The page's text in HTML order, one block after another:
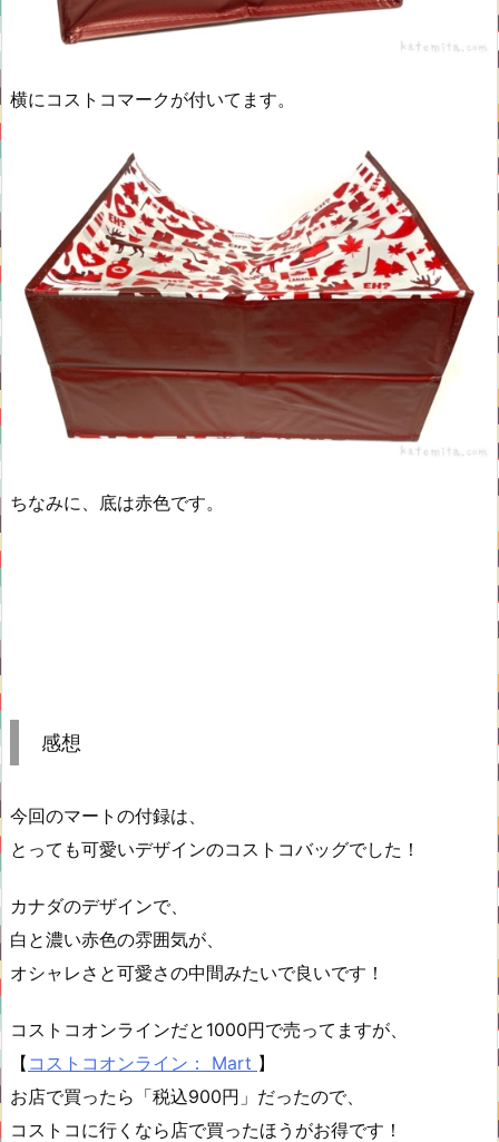
横にコストコマークが付いてます。
ちなみに、底は赤色です。
感想
今回のマートの付録は、
とっても可愛いデザインのコストコバッグでした！
カナダのデザインで、
白と濃い赤色の雰囲気が、
オシャレさと可愛さの中間みたいで良いです！
コストコオンラインだと1000円で売ってますが、
【 コストコオンライン： Mart 】
お店で買ったら「税込900円」だったので、
コストコに行くなら店で買ったほうがお得です！